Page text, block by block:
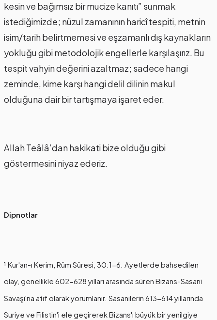
kesin ve bağımsız bir mucize kanıtı” sunmak
istediğimizde; nüzul zamanının haricî tespiti, metnin
isim/tarih belirtmemesi ve eşzamanlı dış kaynakların
yokluğu gibi metodolojik engellerle karşılaşırız. Bu
tespit vahyin değerini azaltmaz; sadece hangi
zeminde, kime karşı hangi delil dilinin makul
olduğuna dair bir tartışmaya işaret eder.
Allah Teâlâ’dan hakikati bize olduğu gibi
göstermesini niyaz ederiz.
Dipnotlar
¹ Kur'an-ı Kerim, Rûm Sûresi, 30:1-6. Ayetlerde bahsedilen
olay, genellikle 602-628 yılları arasında süren Bizans-Sasani
Savaşı'na atıf olarak yorumlanır. Sasanilerin 613-614 yıllarında
Suriye ve Filistin'i ele geçirerek Bizans'ı büyük bir yenilgiye